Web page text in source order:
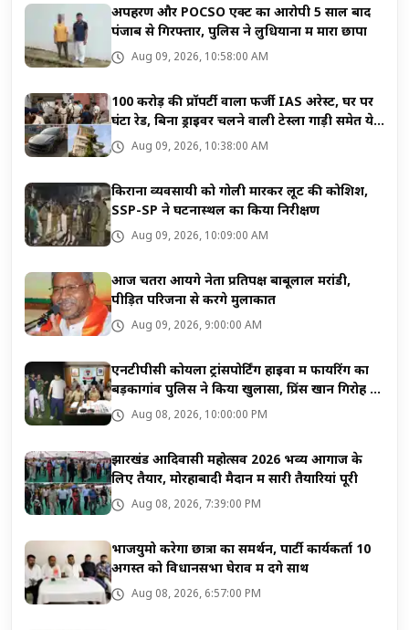
अपहरण और POCSO एक्ट का आरोपी 5 साल बाद
पंजाब से गिरफ्तार, पुलिस ने लुधियाना में मारा छापा
Aug 09, 2026, 10:58:00 AM
100 करोड़ की प्रॉपर्टी वाला फर्जी IAS अरेस्ट, घर पर
घंटों रेड, बिना ड्राइवर चलने वाली टेस्ला गाड़ी समेत ये
सब बरामद
Aug 09, 2026, 10:38:00 AM
किराना व्यवसायी को गोली मारकर लूट की कोशिश,
SSP-SP ने घटनास्थल का किया निरीक्षण
Aug 09, 2026, 10:09:00 AM
आज चतरा आयेंगे नेता प्रतिपक्ष बाबूलाल मरांडी,
पीड़ित परिजनों से करेंगे मुलाकात
Aug 09, 2026, 9:00:00 AM
एनटीपीसी कोयला ट्रांसपोर्टिंग हाइवा में फायरिंग का
बड़कागांव पुलिस ने किया खुलासा, प्रिंस खान गिरोह का
नाम Aug 08, 2026, 10:00:00 PM
झारखंड आदिवासी महोत्सव 2026 भव्य आगाज के
लिए तैयार, मोरहाबादी मैदान में सारी तैयारियां पूरी
Aug 08, 2026, 7:39:00 PM
भाजयुमो करेगा छात्रों का समर्थन, पार्टी कार्यकर्ता 10
अगस्त को विधानसभा घेराव में देंगे साथ
Aug 08, 2026, 6:57:00 PM